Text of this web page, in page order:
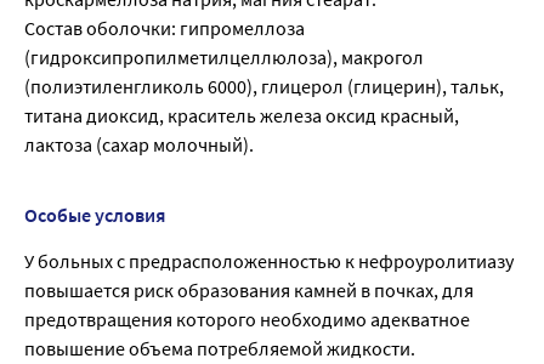
Состав оболочки: гипромеллоза
(гидроксипропилметилцеллюлоза), макрогол
(полиэтиленгликоль 6000), глицерол (глицерин), тальк,
титана диоксид, краситель железа оксид красный,
лактоза (сахар молочный).
Особые условия
У больных с предрасположенностью к нефроуролитиазу
повышается риск образования камней в почках, для
предотвращения которого необходимо адекватное
повышение объема потребляемой жидкости.